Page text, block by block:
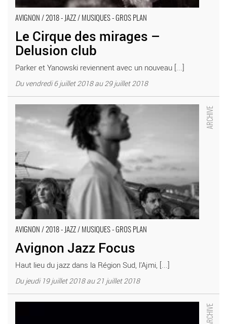
AVIGNON / 2018 - JAZZ / MUSIQUES - GROS PLAN
Le Cirque des mirages –
Delusion club
Parker et Yanowski reviennent avec un nouveau [...]
Du vendredi 6 juillet 2018 au 29 juillet 2018
AVIGNON / 2018 - JAZZ / MUSIQUES - GROS PLAN
Avignon Jazz Focus
Haut lieu du jazz dans la Région Sud, l’Ajmi, [...]
Du jeudi 19 juillet 2018 au 21 juillet 2018
Avignon Jazz Focus - Critique sortie Avignon / 2018 Avignon Off.
Oh la belle vie ! - Critique sortie Avignon / 2018 Avignon Avignon